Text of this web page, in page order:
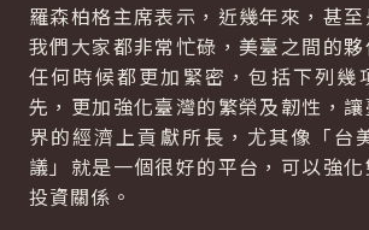
羅森柏格主席表示，近幾年來，甚至
我們大家都非常忙碌，美臺之間的
任何時候都更加緊密，包括下列幾
先，更加強化臺灣的繁榮及韌性，
界的經濟上貢獻所長，尤其像「台
議」就是一個很好的平台，可以強
投資關係。